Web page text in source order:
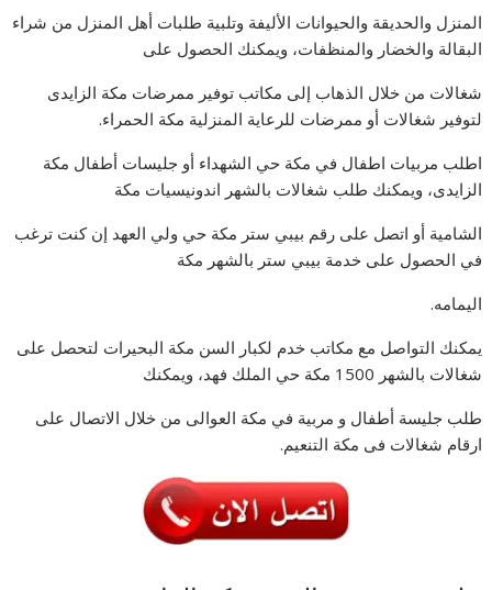
المنزل والحديقة والحيوانات الأليفة وتلبية طلبات أهل المنزل من شراء
البقالة والخضار والمنظفات، ويمكنك الحصول على
شغالات من خلال الذهاب إلى مكاتب توفير ممرضات مكة الزايدى
لتوفير شغالات أو ممرضات للرعاية المنزلية مكة الحمراء.
اطلب مربيات اطفال في مكة حي الشهداء أو جليسات أطفال مكة
الزايدى، ويمكنك طلب شغالات بالشهر اندونيسيات مكة
الشامية أو اتصل على رقم بيبي ستر مكة حي ولي العهد إن كنت ترغب
في الحصول على خدمة بيبي ستر بالشهر مكة
اليمامه.
يمكنك التواصل مع مكاتب خدم لكبار السن مكة البحيرات لتحصل على
شغالات بالشهر 1500 مكة حي الملك فهد، ويمكنك
طلب جليسة أطفال و مربية في مكة العوالى من خلال الاتصال على
ارقام شغالات فى مكة التنعيم.